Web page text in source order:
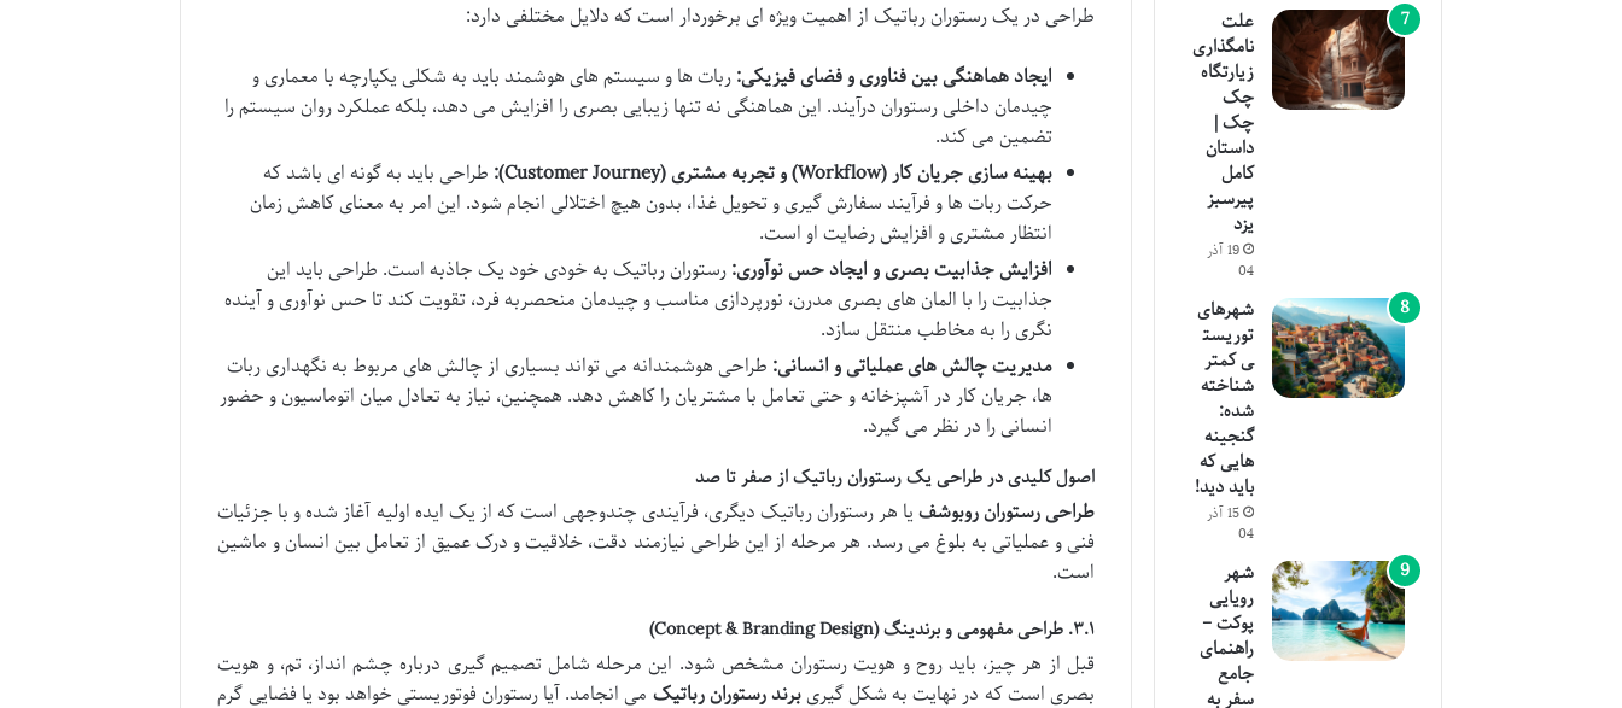
طراحی در یک رستوران رباتیک از اهمیت ویژه ای برخوردار است که دلایل مختلفی دارد:
ایجاد هماهنگی بین فناوری و فضای فیزیکی:ربات ها و سیستم های هوشمند باید به شکلی یکپارچه با معماری و
چیدمان داخلی رستوران درآیند. این هماهنگی نه تنها زیبایی بصری را افزایش می دهد، بلکه عملکرد روان سیستم را
تضمین می کند.
بهینه سازی جریان کار (Workflow) و تجربه مشتری (Customer Journey):
طراحی باید به گونه ای باشد که
حرکت ربات ها و فرآیند سفارش گیری و تحویل غذا، بدون هیچ اختلالی انجام شود. این امر به معنای کاهش زمان
انتظار مشتری و افزایش رضایت او است.
افزایش جذابیت بصری و ایجاد حس نوآوری:رستوران رباتیک به خودی خود یک جاذبه است. طراحی باید این
جذابیت را با المان های بصری مدرن، نورپردازی مناسب و چیدمان منحصربه فرد، تقویت کند تا حس نوآوری و آینده
نگری را به مخاطب منتقل سازد.
مدیریت چالش های عملیاتی و انسانی: طراحی هوشمندانه می تواند بسیاری از چالش های مربوط به نگهداری ربات
ها، جریان کار در آشپزخانه و حتی تعامل با مشتریان را کاهش دهد. همچنین، نیاز به تعادل میان اتوماسیون و حضور
انسانی را در نظر می گیرد.
اصول کلیدی در طراحی یک رستوران رباتیک از صفر تا صد
طراحی رستوران روبوشفیا هر رستوران رباتیک دیگری، فرآیندی چندوجهی است که از یک ایده اولیه آغاز شده و با جزئیات
فنی و عملیاتی به بلوغ می رسد. هر مرحله از این طراحی نیازمند دقت، خلاقیت و درک عمیق از تعامل بین انسان و ماشین
است.
۳.۱. طراحی مفهومی و برندینگ (Concept & Branding Design)
قبل از هر چیز، باید روح و هویت رستوران مشخص شود. این مرحله شامل تصمیم گیری درباره چشم انداز، تم، و هویت
بصری است که در نهایت به شکل گیریبرند رستوران رباتیک می انجامد. آیا رستوران فوتوریستی خواهد بود یا فضایی گرم
علت
نامگذاری
زیارتگاه
چک
چک |
داستان
کامل
پیرسبز
یزد
19 آذر
04
شهرهای
توریست
ی کمتر
شناخته
شده:
گنجینه
هایی که
باید دید!
15 آذر
04
شهر
رویایی
پوکت –
راهنمای
جامع
سفر به